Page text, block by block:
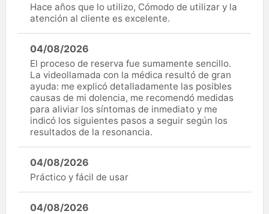
Hace años que lo utilizo, Cómodo de utilizar y la
atención al cliente es excelente.
04/08/2026
El proceso de reserva fue sumamente sencillo.
La videollamada con la médica resultó de gran
ayuda: me explicó detalladamente las posibles
causas de mi dolencia, me recomendó medidas
para aliviar los síntomas de inmediato y me
indicó los siguientes pasos a seguir según los
resultados de la resonancia.
04/08/2026
Práctico y fácil de usar
04/08/2026